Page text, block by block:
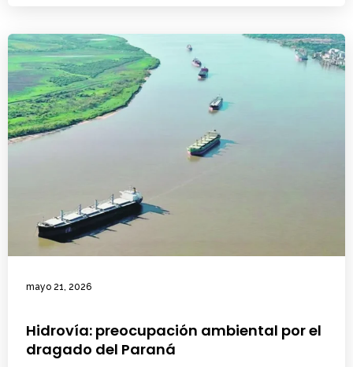
mayo 21, 2026
Hidrovía: preocupación ambiental por el
dragado del Paraná